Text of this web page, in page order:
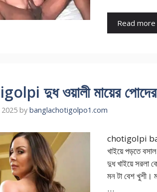
Read more
দুধ ওয়ালী মায়ের
by banglachotigolpo1.com
chotigolpi
খাইয়ে পড়তে
দুধ খাইয়ে সরলা
মন টা বেশ খুশী।
…